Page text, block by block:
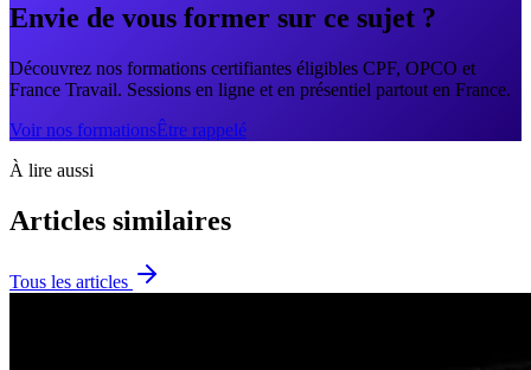
Envie de vous former sur ce sujet ?
Découvrez nos formations certifiantes éligibles CPF, OPCO et
France Travail. Sessions en ligne et en présentiel partout en France.
Voir nos formationsÊtre rappelé
À lire aussi
Articles similaires
Tous les articles